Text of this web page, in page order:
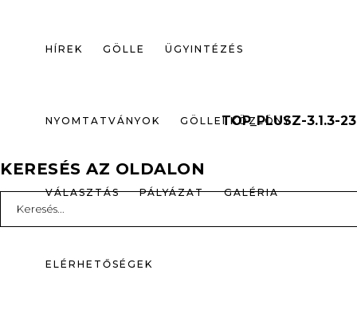
HÍREK GÖLLE ÜGYINTÉZÉS
NYOMTATVÁNYOK GÖLLEI KÖZLÖNY
VÁLASZTÁS PÁLYÁZAT GALÉRIA
ELÉRHETŐSÉGEK
TOP_PLUSZ-
KERESÉS AZ OLDALON
for: